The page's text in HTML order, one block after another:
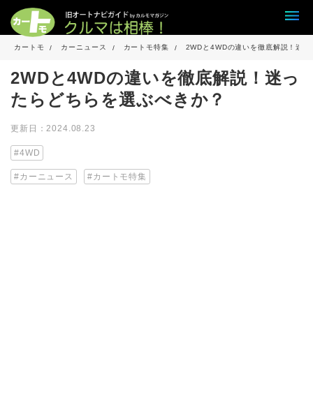
カートモ カーニュース カートモ特集 2WDと4WDの違いを徹底解説！迷
2WDと4WDの違いを徹底解説！迷っ
たらどちらを選ぶべきか？
更新日：2024.08.23
4WD
カーニュース カートモ特集